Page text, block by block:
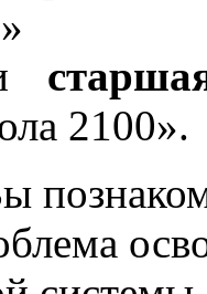
2100».